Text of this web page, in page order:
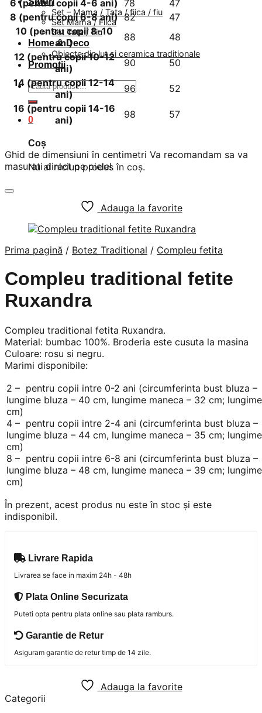
Set – Mama / Tata / fiica / fiu
Set Mama / Fiica
Set Tata / Fiu
Home & Deco
Obiecte din lut si ceramica traditionale
Promotii
Caută
0
Coș
Nu ai niciun produs în coș.
6 (pentru copii 4-6 ani) 78
47
8 (pentru copii 6-8 ani) 82
47
10 (pentru copii 8-10
ani)
88
48
12 (pentru copii 10-12
ani)
90
50
14 (pentru copii 12-14
ani)
96
52
16 (pentru copii 14-16
ani)
98 57
Ghid de dimensiuni în centimetri Va recomandam sa va
masurati direct pe piele!
Adauga la favorite
Prima pagină / Botez Traditional / Compleu fetita
Compleu traditional fetite
Ruxandra
Compleu traditional fetita Ruxandra.
Material: bumbac 100%. Broderia este cusuta la masina
Culoare: rosu si negru.
Marimi disponibile:
2 – pentru copii intre 0-2 ani (circumferinta bust bluza –
lungime bluza – 40 cm, lungime maneca – 32 cm;
cm)
4 – pentru copii intre 2-4 ani (circumferinta bust bluza –
lungime bluza – 44 cm, lungime maneca – 35 cm;
cm)
8 – pentru copii intre 6-8 ani (circumferinta bust bluza
lungime bluza – 48 cm, lungime maneca – 39 cm;
cm)
În prezent, acest produs nu este în stoc și este
indisponibil.
Livrare Rapida
Livrarea se face in maxim 24h - 48h
Plata Online Securizata
Puteti opta pentru plata online sau plata ramburs.
Garantie de Retur
Asiguram garantie de retur timp de 14 zile.
Adauga la favorite
Categorii